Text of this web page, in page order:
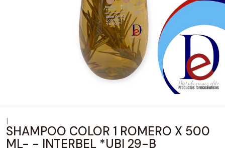
SHAMPOO COLOR 1 ROMERO X 500
ML- - INTERBEL *UBI 29-B